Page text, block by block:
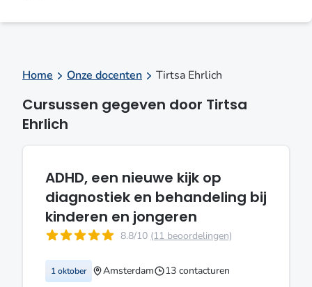
Home Onze docenten Tirtsa Ehrlich
Cursussen gegeven door Tirtsa
Ehrlich
ADHD, een nieuwe kijk op
diagnostiek en behandeling bij
kinderen en jongeren
8.8/10 (11 beoordelingen)
1 oktober Amsterdam 13 contacturen